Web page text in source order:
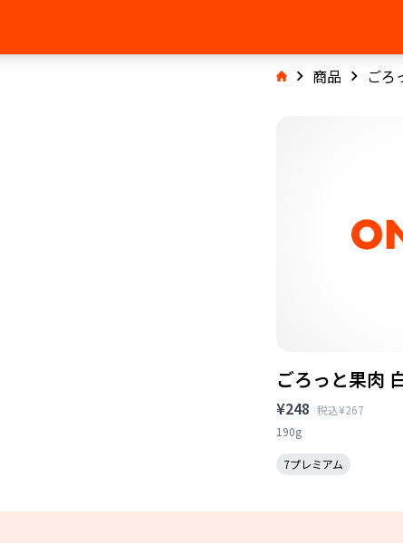
商品 ごろ
ごろっと果肉
¥248 税込¥267
190g
7プレミアム